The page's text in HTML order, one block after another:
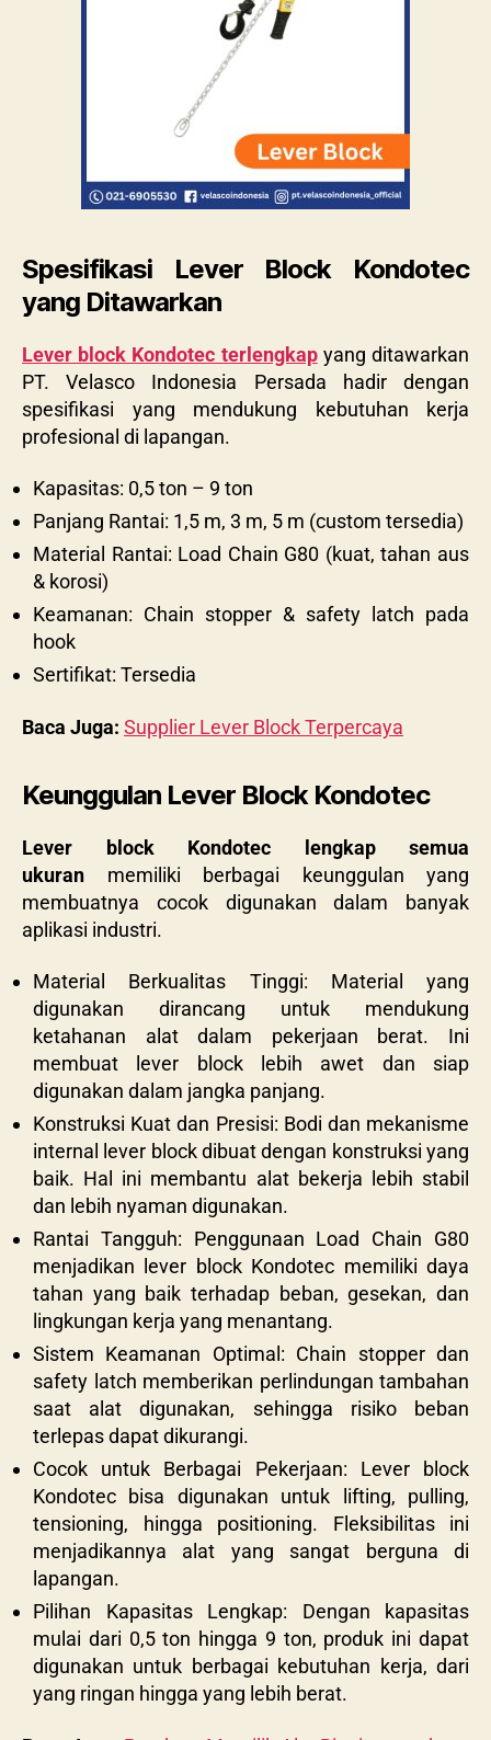
Spesifikasi Lever Block Kondotec
yang Ditawarkan
Lever block Kondotec terlengkapyang ditawarkan
PT. Velasco Indonesia Persada hadir dengan
spesifikasi yang mendukung kebutuhan kerja
profesional di lapangan.
Kapasitas: 0,5 ton – 9 ton
Panjang Rantai: 1,5 m, 3 m, 5 m (custom tersedia)
Material Rantai: Load Chain G80 (kuat, tahan aus
& korosi)
Keamanan: Chain stopper & safety latch pada
hook
Sertifikat: Tersedia
Baca Juga: Supplier Lever Block Terpercaya
Keunggulan Lever Block Kondotec
Lever block Kondotec lengkap semua
ukuran memiliki berbagai keunggulan yang
membuatnya cocok digunakan dalam banyak
aplikasi industri.
Material Berkualitas Tinggi: Material yang
digunakan dirancang untuk mendukung
ketahanan alat dalam pekerjaan berat. Ini
membuat lever block lebih awet dan siap
digunakan dalam jangka panjang.
Konstruksi Kuat dan Presisi: Bodi dan mekanisme
internal lever block dibuat dengan konstruksi yang
baik. Hal ini membantu alat bekerja lebih stabil
dan lebih nyaman digunakan.
Rantai Tangguh: Penggunaan Load Chain G80
menjadikan lever block Kondotec memiliki daya
tahan yang baik terhadap beban, gesekan, dan
lingkungan kerja yang menantang.
Sistem Keamanan Optimal: Chain stopper dan
safety latch memberikan perlindungan tambahan
saat alat digunakan, sehingga risiko beban
terlepas dapat dikurangi.
Cocok untuk Berbagai Pekerjaan: Lever block
Kondotec bisa digunakan untuk lifting, pulling,
tensioning, hingga positioning. Fleksibilitas ini
menjadikannya alat yang sangat berguna di
lapangan.
Pilihan Kapasitas Lengkap: Dengan kapasitas
mulai dari 0,5 ton hingga 9 ton, produk ini dapat
digunakan untuk berbagai kebutuhan kerja, dari
yang ringan hingga yang lebih berat.